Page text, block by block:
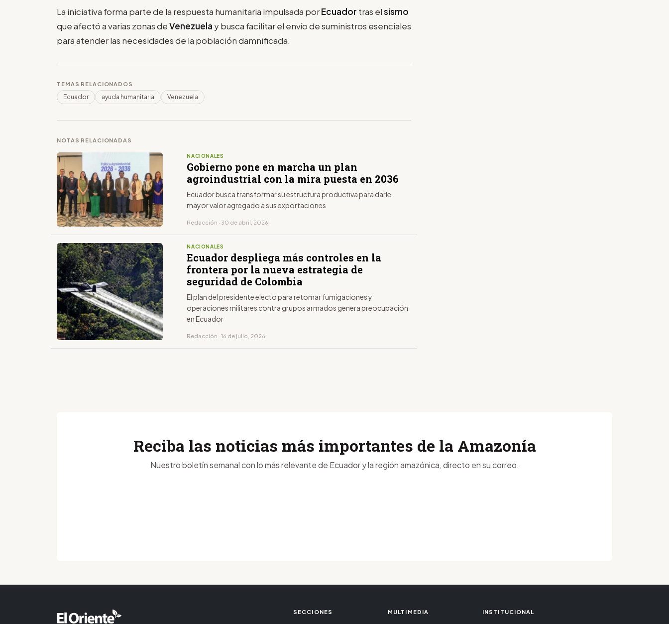
La iniciativa forma parte de la respuesta humanitaria impulsada porEcuador tras elsismo
que afectó a varias zonas deVenezuela y busca facilitar el envío de suministros esenciales
para atender las necesidades de la población damnificada.
TEMAS RELACIONADOS
Ecuador ayuda humanitaria Venezuela
NOTAS RELACIONADAS
NACIONALES
Gobierno pone en marcha un plan
agroindustrial con la mira puesta en 2036
Ecuador busca transformar su estructura productiva para darle
mayor valor agregado a sus exportaciones
Redacción · 30 de abril, 2026
NACIONALES
Ecuador despliega más controles en la
frontera por la nueva estrategia de
seguridad de Colombia
El plan del presidente electo para retomar fumigaciones y
operaciones militares contra grupos armados genera preocupación
en Ecuador
Redacción · 16 de julio, 2026
Reciba las noticias más importantes de la Amazonía
Nuestro boletín semanal con lo más relevante de Ecuador y la región amazónica, directo en su correo.
SECCIONES MULTIMEDIA INSTITUCIONAL